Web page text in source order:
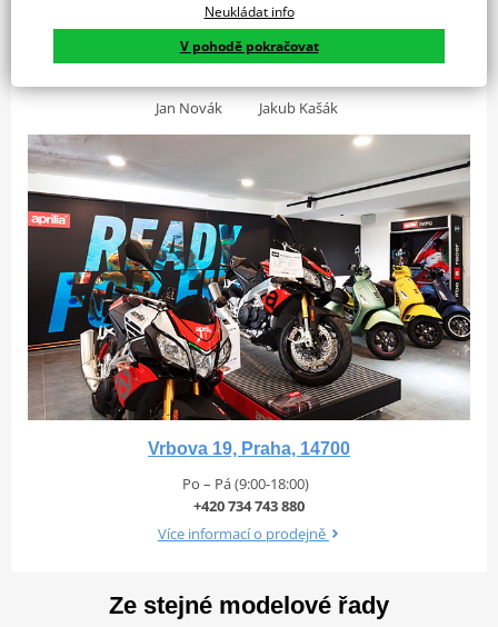
Vytvarováno větrem
Aprilia RS 660 s designem, který vyzařuje sílu v každém detailu,
nedělá žádné kompromisy. Její kompaktní, tvarované linie definuje
aerodynamická dvojitá kapotáž s velkým předním křídlem
spojeným s dalšími dvěma křídly, která optimalizují proudění
vzduchu a zvyšují stabilitu ve vysokých rychlostech.
Agresivní charakter přední části dále podtrhuje full-LED osvětlení
s výrazným podpisem. Odvážná grafika a výrazné barevné
kontrasty mezitím posilují sportovní charakter a bohaté závodní
dědictví značky Aprilia.
659 cm³
startování
Elektrický
Vrtání x
zdvih
Typ
motoru
Paralelní dvouválec, 4 ventily na válec,
kapalinou chlazený s funkcí Ride-By-Wire
Výkon a Převodovka
Spojka
Vícelamelová mokrá spojka s
kluzným systémem
Maximální výkon
77.2 kW
Maximální točivý
70 Nm při 8,400 ot./min.
6 rychlostí
ano
Brzdy a Odpružení
Jan Novák Jakub Kašák
Vrbova 19, Praha, 14700
Po – Pá (9:00-18:00)
+420 734 743 880
Více informací o prodejně
Ze stejné modelové řady
Neukládat info
V pohodě pokračovat